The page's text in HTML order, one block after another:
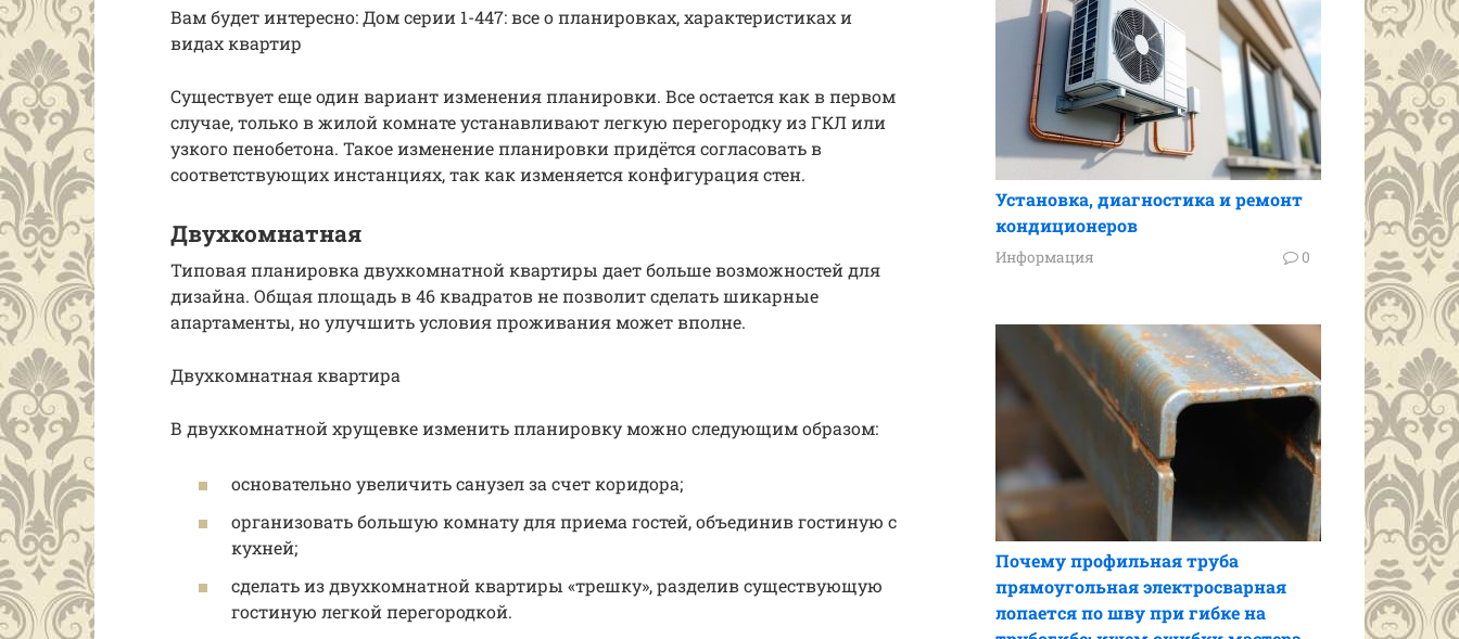
Вам будет интересно: Дом серии 1-447: все о планировках, характеристиках и
видах квартир
Существует еще один вариант изменения планировки. Все остается как в первом
случае, только в жилой комнате устанавливают легкую перегородку из ГКЛ или
узкого пенобетона. Такое изменение планировки придётся согласовать в
соответствующих инстанциях, так как изменяется конфигурация стен.
Двухкомнатная
Типовая планировка двухкомнатной квартиры дает больше возможностей для
дизайна. Общая площадь в 46 квадратов не позволит сделать шикарные
апартаменты, но улучшить условия проживания может вполне.
Двухкомнатная квартира
В двухкомнатной хрущевке изменить планировку можно следующим образом:
основательно увеличить санузел за счет коридора;
организовать большую комнату для приема гостей, объединив гостиную с
кухней;
сделать из двухкомнатной квартиры «трешку», разделив существующую
гостиную легкой перегородкой.
Установка, диагностика и ремонт
кондиционеров
Информация 0
Почему профильная труба
прямоугольная электросварная
лопается по шву при гибке на